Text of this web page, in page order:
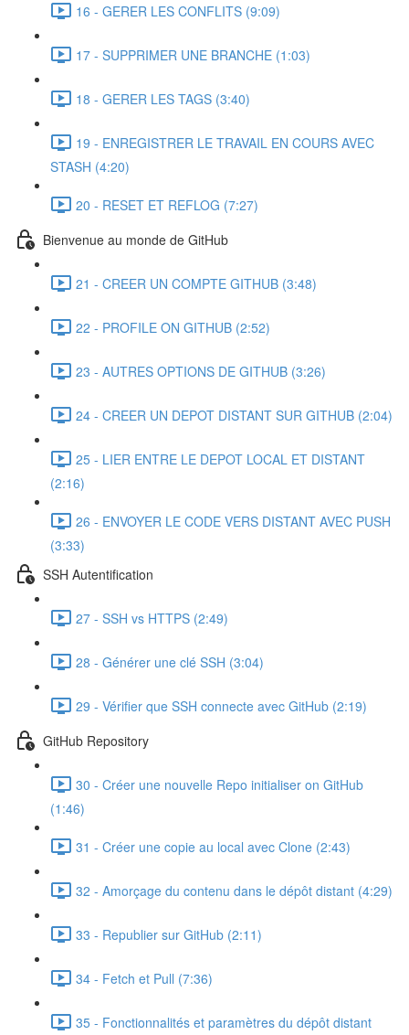
16 - GERER LES CONFLITS (9:09)
17 - SUPPRIMER UNE BRANCHE (1:03)
18 - GERER LES TAGS (3:40)
19 - ENREGISTRER LE TRAVAIL EN COURS AVEC
STASH (4:20)
20 - RESET ET REFLOG (7:27)
Bienvenue au monde de GitHub
21 - CREER UN COMPTE GITHUB (3:48)
22 - PROFILE ON GITHUB (2:52)
23 - AUTRES OPTIONS DE GITHUB (3:26)
24 - CREER UN DEPOT DISTANT SUR GITHUB (2:04)
25 - LIER ENTRE LE DEPOT LOCAL ET DISTANT
(2:16)
26 - ENVOYER LE CODE VERS DISTANT AVEC PUSH
(3:33)
SSH Autentification
27 - SSH vs HTTPS (2:49)
28 - Générer une clé SSH (3:04)
29 - Vérifier que SSH connecte avec GitHub (2:19)
GitHub Repository
30 - Créer une nouvelle Repo initialiser on GitHub
(1:46)
31 - Créer une copie au local avec Clone (2:43)
32 - Amorçage du contenu dans le dépôt distant (4:29)
33 - Republier sur GitHub (2:11)
34 - Fetch et Pull (7:36)
35 - Fonctionnalités et paramètres du dépôt distant